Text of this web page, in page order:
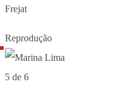
Frejat
Reprodução
5 de 6